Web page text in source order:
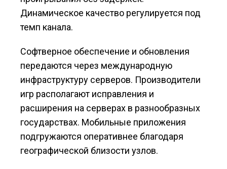
Динамическое качество регулируется под
темп канала.
Софтверное обеспечение и обновления
передаются через международную
инфраструктуру серверов. Производители
игр располагают исправления и
расширения на серверах в разнообразных
государствах. Мобильные приложения
подгружаются оперативнее благодаря
географической близости узлов.